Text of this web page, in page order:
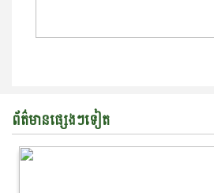
ព័ត៌មានផ្សេងៗទៀត